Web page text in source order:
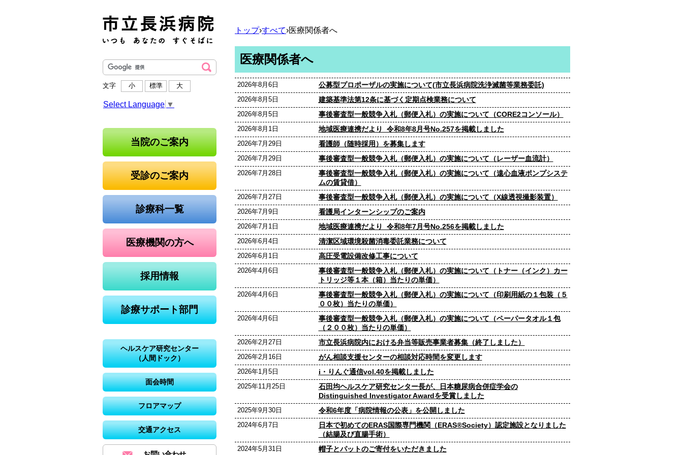
文字 小 標準 大
Select Language ▼
当院のご案内
受診のご案内
診療科一覧
医療機関の方へ
採用情報
診療サポート部門
ヘルスケア研究センター
（人間ドック）
面会時間
フロアマップ
交通アクセス
トップ›すべて›医療関係者へ
医療関係者へ
2026年8月6日
公募型プロポーザルの実施について(市立長浜病院洗浄滅菌等業務委託)
2026年8月5日
建築基準法第12条に基づく定期点検業務について
2026年8月5日
事後審査型一般競争入札（郵便入札）の実施について（CORE2コンソール）
2026年8月1日
地域医療連携だより_令和8年8月号No.257を掲載しました
2026年7月29日
看護師（随時採用）を募集します
2026年7月29日
事後審査型一般競争入札（郵便入札）の実施について（レーザー血流計）
2026年7月28日
事後審査型一般競争入札（郵便入札）の実施について（遠心血液ポンプシステ
ムの賃貸借）
2026年7月27日
事後審査型一般競争入札（郵便入札）の実施について（X線透視撮影装置）
2026年7月9日
看護局インターンシップのご案内
2026年7月1日
地域医療連携だより_令和8年7月号No.256を掲載しました
2026年6月4日
清潔区域環境殺菌消毒委託業務について
2026年6月1日
高圧受電設備改修工事について
2026年4月6日
事後審査型一般競争入札（郵便入札）の実施について（トナー（インク）カー
トリッジ等１本（箱）当たりの単価）
2026年4月6日
事後審査型一般競争入札（郵便入札）の実施について（印刷用紙の１包装（５
００枚）当たりの単価）
2026年4月6日
事後審査型一般競争入札（郵便入札）の実施について（ペーパータオル１包
（２００枚）当たりの単価）
2026年2月27日
市立長浜病院内における弁当等販売事業者募集（終了しました）
2026年2月16日
がん相談支援センターの相談対応時間を変更します
2026年1月5日
i・りんぐ通信vol.40を掲載しました
2025年11月25日
石田均ヘルスケア研究センター長が、日本糖尿病合併症学会の
Distinguished Investigator Awardを受賞しました
2025年9月30日
令和6年度「病院情報の公表」を公開しました
2024年6月7日
日本で初めてのERAS国際専門機関（ERAS®Society）認定施設となりました
（結腸及び直腸手術）
2024年5月31日
帽子とパットのご寄付をいただきました